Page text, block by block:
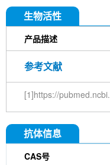
生物活性
产品描述
参考文献
[1]https://
抗体信息
CAS号